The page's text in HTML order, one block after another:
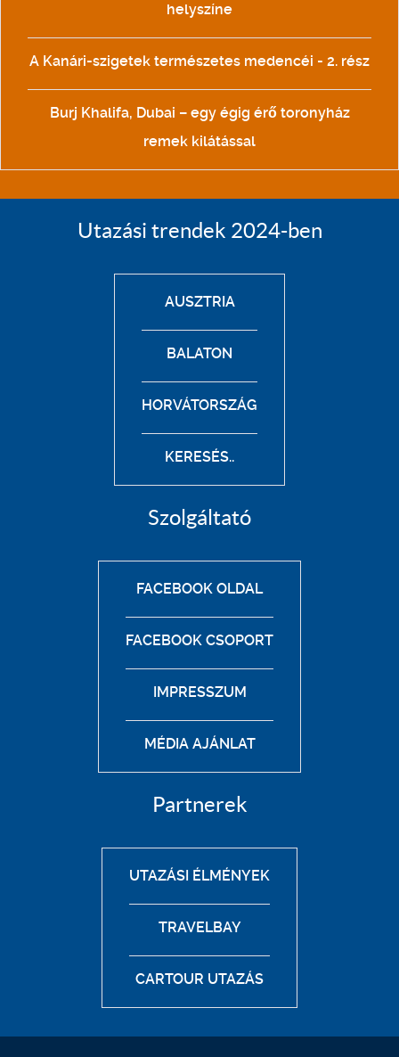
helyszíne
A Kanári-szigetek természetes medencéi - 2. rész
Burj Khalifa, Dubai – egy égig érő toronyház
remek kilátással
Utazási trendek 2024-ben
AUSZTRIA
BALATON
HORVÁTORSZÁG
KERESÉS..
Szolgáltató
FACEBOOK OLDAL
FACEBOOK CSOPORT
IMPRESSZUM
MÉDIA AJÁNLAT
Partnerek
UTAZÁSI ÉLMÉNYEK
TRAVELBAY
CARTOUR UTAZÁS